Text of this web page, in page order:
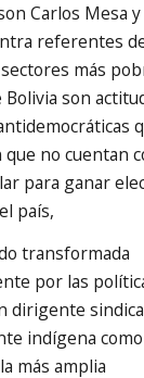
Carlos Mesa y
referentes
más
son
no cuentan
para ganar
país,
transformada
por las
dirigente
indígena como
más amplia